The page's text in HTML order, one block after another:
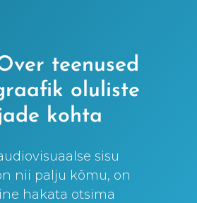
teenused
oluliste
kohta
sisu
nii palju kõmu, on
hakata otsima